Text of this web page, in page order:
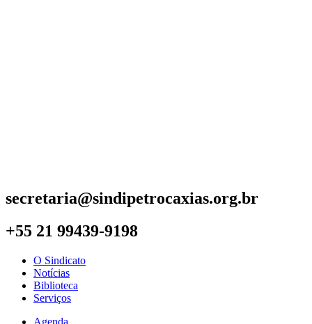
secretaria@sindipetrocaxias.org.br
+55 21 99439-9198
O Sindicato
Notícias
Biblioteca
Serviços
Agenda